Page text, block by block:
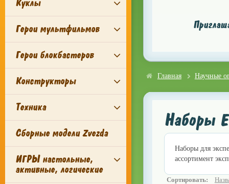
Куклы
Герои мультфильмов
Герои блокбастеров
Конструкторы
Техника
Сборные модели Zvezda
ИГРЫ настольные,
активные, логические
Главная Научные
Наборы
Наборы для
ассортимент
Сортировать: